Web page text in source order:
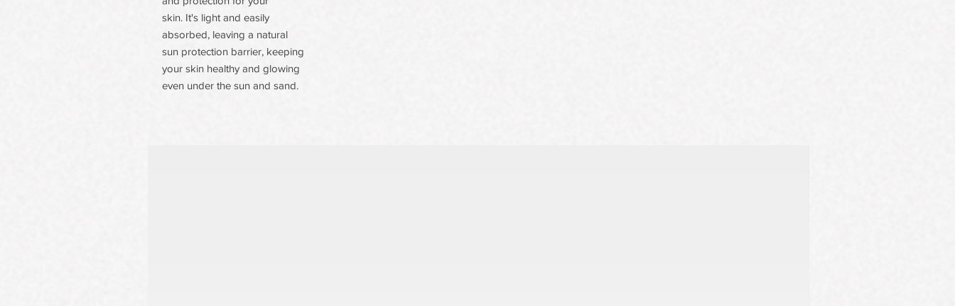
skin. It's light and easily
absorbed, leaving a natural
sun protection barrier, keeping
your skin healthy and glowing
even under the sun and sand.